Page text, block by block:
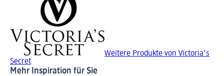
Weitere Produkte von Victoria's
Secret
Mehr Inspiration für Sie